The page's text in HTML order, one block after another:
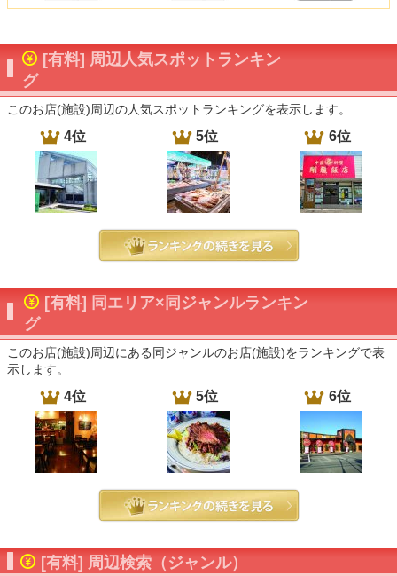
[有料] 周辺人気スポットランキン
グ
このお店(施設)周辺の人気スポットランキングを表示します。
4位 5位 6位
[有料] 同エリア×同ジャンルランキン
グ
このお店(施設)周辺にある同ジャンルのお店(施設)をランキングで表
示します。
4位 5位 6位
[有料] 周辺検索（ジャンル）